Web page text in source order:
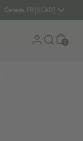
Canada, FR [$CAD]
Panier
0